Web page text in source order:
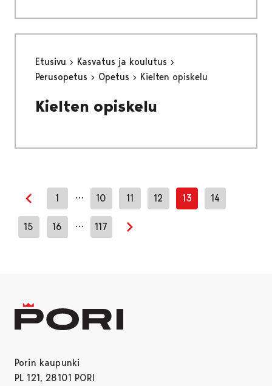
Etusivu
Kasvatus ja koulutus
Perusopetus
Opetus Kielten opiskelu
Kielten opiskelu
Edellinen sivu
1 … 10 11 12 13 14
15 16 … 117
Seuraava sivu
Porin kaupunki
PL 121, 28101 PORI